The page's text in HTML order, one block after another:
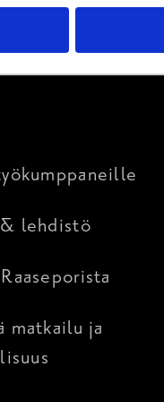
lehdistö
matkailu ja